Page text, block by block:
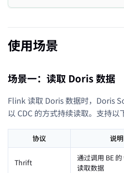
使用场景
场景一：读取 Doris 数据
Flink 读取 Doris 数据时，Doris
以 CDC 的方式持续读取。支持以
协议 说明
Thrift
通过调用 BE
读取数据